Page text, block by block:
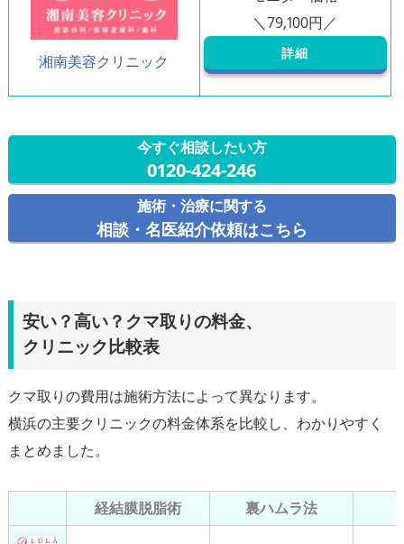
湘南美容クリニック 詳細
今すぐ相談したい方
0120-424-246
施術・治療に関する
相談・名医紹介依頼はこちら
安い？高い？クマ取りの料金、
クリニック比較表
クマ取りの費用は施術方法によって異なります。
横浜の主要クリニックの料金体系を比較し、わかりやすく
経結膜脱脂術 裏ハムラ法